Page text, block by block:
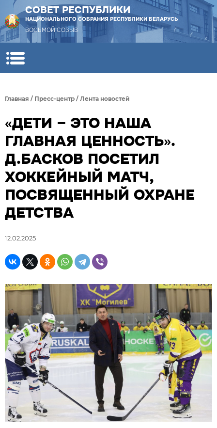
СОВЕТ РЕСПУБЛИКИ
НАЦИОНАЛЬНОГО СОБРАНИЯ РЕСПУБЛИКИ БЕЛАРУСЬ
ВОСЬМОЙ СОЗЫВ
Главная / Пресс-центр / Лента новостей
«ДЕТИ – ЭТО НАША
ГЛАВНАЯ ЦЕННОСТЬ».
Д.БАСКОВ ПОСЕТИЛ
ХОККЕЙНЫЙ МАТЧ,
ПОСВЯЩЕННЫЙ ОХРАНЕ
ДЕТСТВА
12.02.2025